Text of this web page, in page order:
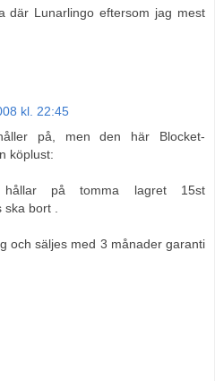
där Lunarlingo eftersom jag mest
kl. 22:45
på, men den här Blocket-
köplust:
på tomma lagret 15st
ska bort .
och säljes med 3 månader garanti